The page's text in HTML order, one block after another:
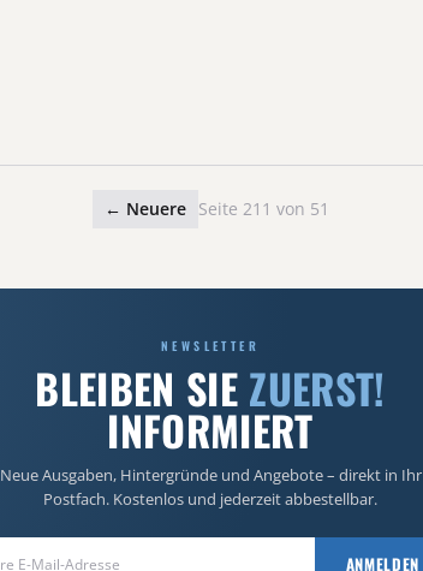
← Neuere Seite 211 von 51
NEWSLETTER
BLEIBEN SIEZUERST!
INFORMIERT
Neue Ausgaben, Hintergründe und Angebote – direkt in Ihr
Postfach. Kostenlos und jederzeit abbestellbar.
ANMELDEN